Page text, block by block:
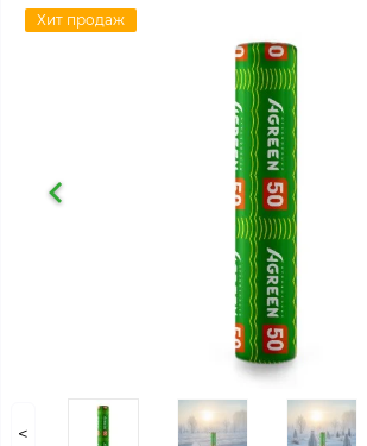
Хит продаж
<